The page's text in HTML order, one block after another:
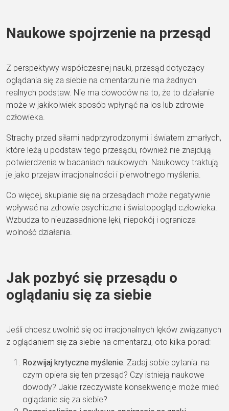
Naukowe spojrzenie na przesąd
Z perspektywy współczesnej nauki, przesąd dotyczący
oglądania się za siebie na cmentarzu nie ma żadnych
realnych podstaw. Nie ma dowodów na to, że to działanie
może w jakikolwiek sposób wpłynąć na los lub zdrowie
człowieka.
Strachy przed siłami nadprzyrodzonymi i światem zmarłych,
które leżą u podstaw tego przesądu, również nie znajdują
potwierdzenia w badaniach naukowych. Naukowcy traktują
je jako przejaw irracjonalności i pierwotnego myślenia.
Co więcej, skupianie się na przesądach może negatywnie
wpływać na zdrowie psychiczne i światopogląd człowieka.
Wzbudza to nieuzasadnione lęki, niepokój i ogranicza
wolność działania.
Jak pozbyć się przesądu o
oglądaniu się za siebie
Jeśli chcesz uwolnić się od irracjonalnych lęków związanych
z oglądaniem się za siebie na cmentarzu, oto kilka porad:
Rozwijaj krytyczne myślenie. Zadaj sobie pytania: na
czym opiera się ten przesąd? Czy istnieją naukowe
dowody? Jakie rzeczywiste konsekwencje może mieć
oglądanie się za siebie?